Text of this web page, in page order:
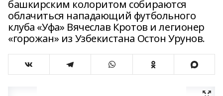
башкирским колоритом собираются
облачиться нападающий футбольного
клуба «Уфа» Вячеслав Кротов и легионер
«горожан» из Узбекистана Остон Урунов.